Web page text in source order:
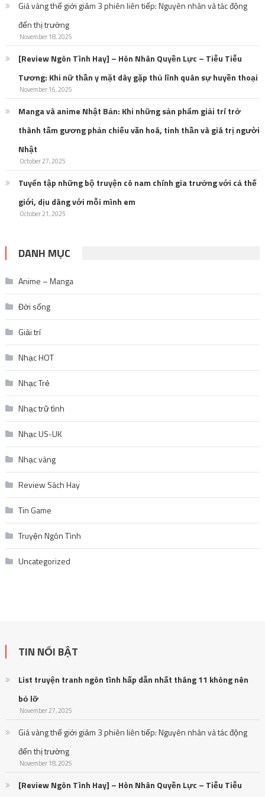
Giá vàng thế giới giảm 3 phiên liên tiếp: Nguyên nhân và tác động
đến thị trường
November 18, 2025
[Review Ngôn Tình Hay] – Hôn Nhân Quyền Lực – Tiễu Tiễu
Tương: Khi nữ thần y mặt dày gặp thủ lĩnh quân sự huyền thoại
November 16, 2025
Manga và anime Nhật Bản: Khi những sản phẩm giải trí trở
thành tấm gương phản chiếu văn hoá, tinh thần và giá trị người
Nhật
October 27, 2025
Tuyển tập những bộ truyện có nam chính gia trưởng với cả thế
giới, dịu dàng với mỗi mình em
October 21, 2025
DANH MỤC
Anime – Manga
Đời sống
Giải trí
Nhạc HOT
Nhạc Trẻ
Nhạc trữ tình
Nhạc US-UK
Nhạc vàng
Review Sách Hay
Tin Game
Truyện Ngôn Tình
Uncategorized
TIN NỔI BẬT
List truyện tranh ngôn tình hấp dẫn nhất tháng 11 không nên
bỏ lỡ
November 27, 2025
Giá vàng thế giới giảm 3 phiên liên tiếp: Nguyên nhân và tác động
đến thị trường
November 18, 2025
[Review Ngôn Tình Hay] – Hôn Nhân Quyền Lực – Tiễu Tiễu